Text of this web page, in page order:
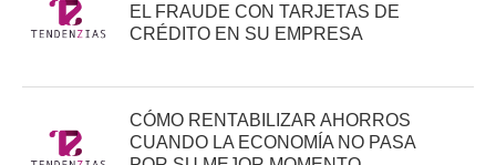
EL FRAUDE CON TARJETAS DE
CRÉDITO EN SU EMPRESA
CÓMO RENTABILIZAR AHORROS
CUANDO LA ECONOMÍA NO PASA